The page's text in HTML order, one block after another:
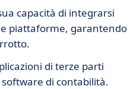
capacità di integrarsi
piattaforme, garantendo
di terze parti
di contabilità.